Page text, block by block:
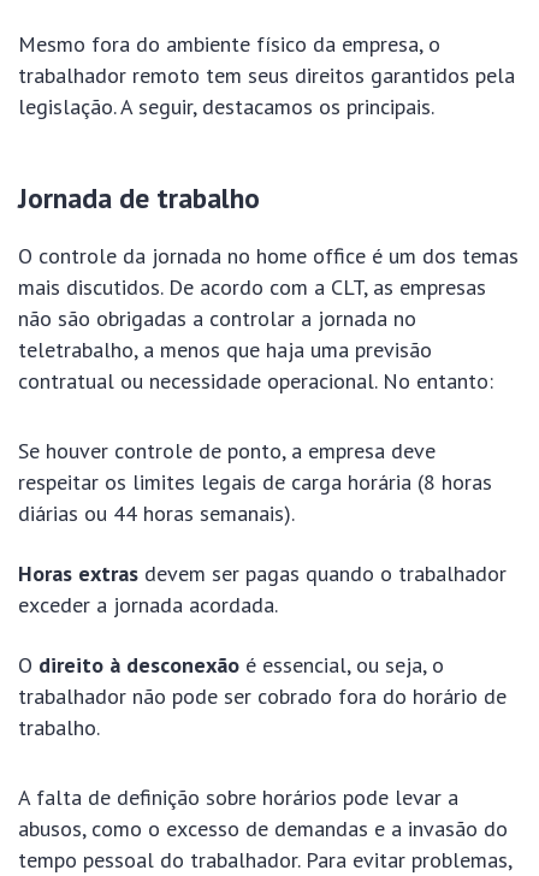
Mesmo fora do ambiente físico da empresa, o
trabalhador remoto tem seus direitos garantidos pela
legislação. A seguir, destacamos os principais.
Jornada de trabalho
O controle da jornada no home office é um dos temas
mais discutidos. De acordo com a CLT, as empresas
não são obrigadas a controlar a jornada no
teletrabalho, a menos que haja uma previsão
contratual ou necessidade operacional. No entanto:
Se houver controle de ponto, a empresa deve
respeitar os limites legais de carga horária (8 horas
diárias ou 44 horas semanais).
Horas extras devem ser pagas quando o trabalhador
exceder a jornada acordada.
O direito à desconexão é essencial, ou seja, o
trabalhador não pode ser cobrado fora do horário de
trabalho.
A falta de definição sobre horários pode levar a
abusos, como o excesso de demandas e a invasão do
tempo pessoal do trabalhador. Para evitar problemas,